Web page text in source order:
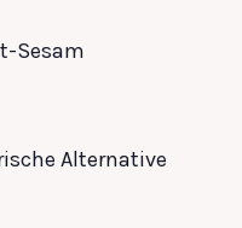
Sesam
Alternative